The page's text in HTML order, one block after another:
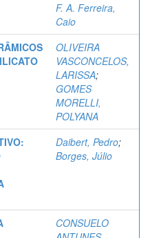
F. A. Ferreira,
Caio
OLIVEIRA
VASCONCELOS,
LARISSA;
GOMES
MORELLI,
POLYANA
Daibert, Pedro;
Borges, Júlio
CONSUELO